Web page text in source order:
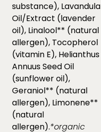
substance), Lavandula
Oil/Extract (lavender
oil), Linalool** (natural
allergen), Tocopherol
(vitamin E), Helianthus
Annuus Seed Oil
(sunflower oil),
Geraniol** (natural
allergen), Limonene**
(natural
allergen).*organic